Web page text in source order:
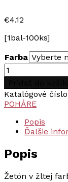
€4.12
[1bal-100ks]
Farba
množstvo
Žetón
Katalógové
POHÁRE
Popis
Ďalšie
Popis
Žetón v žltej